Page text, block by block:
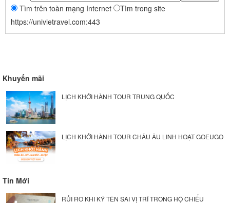
Tìm trên toàn mạng Internet
Tìm trong site
https://univietravel.com:443
Khuyến mãi
LỊCH KHỞI HÀNH TOUR TRUNG QUỐC
LỊCH KHỞI HÀNH TOUR CHÂU ÂU LINH HOẠT GOEUGO
Tin Mới
RỦI RO KHI KÝ TÊN SAI VỊ TRÍ TRONG HỘ CHIẾU